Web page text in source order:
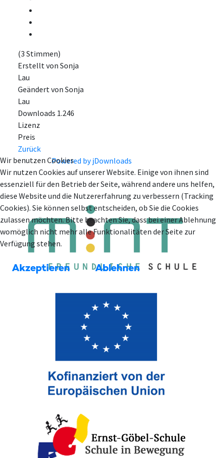
(3 Stimmen)
Erstellt von Sonja
Lau
Geändert von Sonja
Lau
Downloads 1.246
Lizenz
Preis
Zurück
Powered by jDownloads
Wir benutzen Cookies
Wir nutzen Cookies auf unserer Website. Einige von ihnen sind
essenziell für den Betrieb der Seite, während andere uns helfen,
diese Website und die Nutzererfahrung zu verbessern (Tracking
Cookies). Sie können selbst entscheiden, ob Sie die Cookies
zulassen möchten. Bitte beachten Sie, dass bei einer Ablehnung
womöglich nicht mehr alle Funktionalitäten der Seite zur
Verfügung stehen.
Akzeptieren Ablehnen